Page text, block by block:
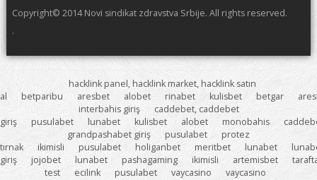
Copyright© 2014 Novi sindikat zdravstva Srbije. All rights reserved.
.
hacklink panel, hacklink market, hacklink satın
al
betparibu aresbet alobet rinabet kulisbet betgar
interbahis giriş
caddebet, caddebet
giriş
pusulabet lunabet kulisbet alobet monobahis
grandpashabet giriş
pusulabet
protez
tırnak
ikimisli pusulabet holiganbet meritbet lunabet
giriş
jojobet lunabet pashagaming ikimisli artemisbet
test
ecilink pusulabet vaycasino vaycasino